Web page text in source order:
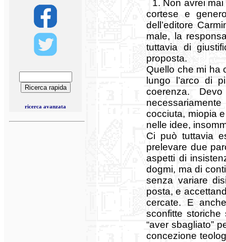
ricerca avanzata
1. Non avrei
cortese e
dell’editore
male, la
tuttavia di
proposta.
Quello che mi ha
lungo l’arco di
coerenza.
cocciuta, miopia
nelle idee,
Ci può tuttavia
prelevare due
aspetti di
dogmi, ma di
senza variare
posta, e
cercate. E
sconfitte
“aver sbagliato”
concezione